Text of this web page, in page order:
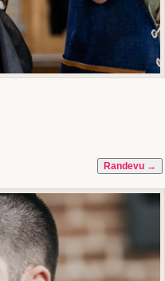
Randevu →